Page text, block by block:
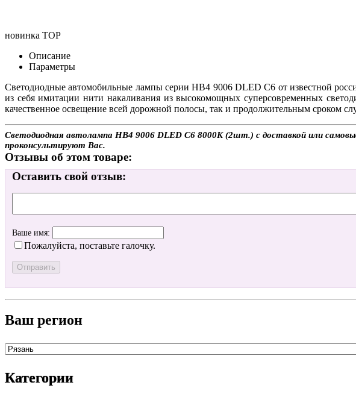
новинка TOP
Описание
Параметры
Светодиодные автомобильные лампы серии HB4 9006 DLED C6 от известной
из себя имитации нити накаливания из высокомощных суперсовременных
качественное освещение всей дорожной полосы, так и продолжительным сроком
Светодиодная автолампа HB4 9006 DLED C6 8000K (2шт.) с доставкой или
проконсультируют Вас.
Отзывы об этом товаре:
Оставить свой отзыв:
Ваше имя:
Пожалуйста, поставьте галочку.
Ваш регион
Категории